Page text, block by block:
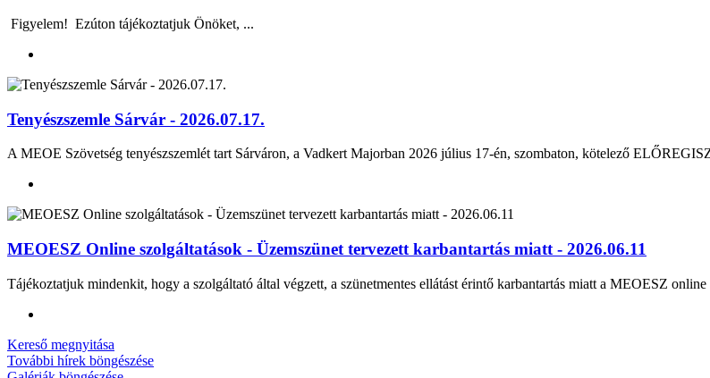
Figyelem! Ezúton tájékoztatjuk Önöket, ...
Tenyészszemle Sárvár - 2026.07.17.
A MEOE Szövetség tenyészszemlét tart Sárváron, a Vadkert Majorban 2026 július 17-én, szombaton, kötelező
MEOESZ Online szolgáltatások - Üzemszünet tervezett karbantartás miatt - 2026.06.11
Tájékoztatjuk mindenkit, hogy a szolgáltató által végzett, a szünetmentes ellátást érintő karbantartás miatt a MEOESZ online
Kereső megnyitása
További hírek böngészése